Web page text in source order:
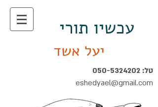
עכשיו תורי
יעל אשד
טל: 050-5324202
eshedyael@gmail.com